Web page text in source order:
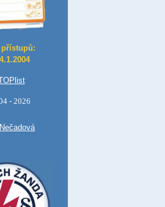
přístupů:
- 2026